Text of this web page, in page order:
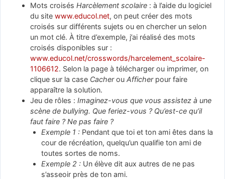
Mots croisésHarcèlement scolaire : à l’aide du logiciel
du sitewww.educol.net, on peut créer des mots
croisés sur différents sujets ou en chercher un selon
un mot clé. À titre d’exemple, j’ai réalisé des mots
croisés disponibles sur :
www.educol.net/crosswords/harcelement_scolaire-
1106612. Selon la page à télécharger ou imprimer, on
clique sur la case CacherouAfficherpour faire
apparaître la solution.
Jeu de rôles :Imaginez-vous que vous assistez à une
scène de bullying. Que feriez-vous ? Qu’est-ce qu’il
faut faire ? Ne pas faire ?
Exemple 1 :Pendant que toi et ton ami êtes dans la
cour de récréation, quelqu’un qualifie ton ami de
toutes sortes de noms.
Exemple 2 :Un élève dit aux autres de ne pas
s’asseoir près de ton ami.